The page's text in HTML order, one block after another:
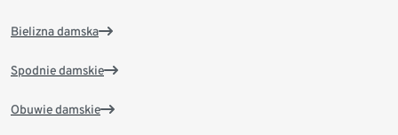
Bielizna damska
Spodnie damskie
Obuwie damskie